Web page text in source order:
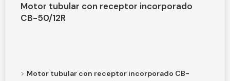
Motor tubular con receptor incorporado
CB-50/12R
> Motor tubular con receptor incorporado CB-